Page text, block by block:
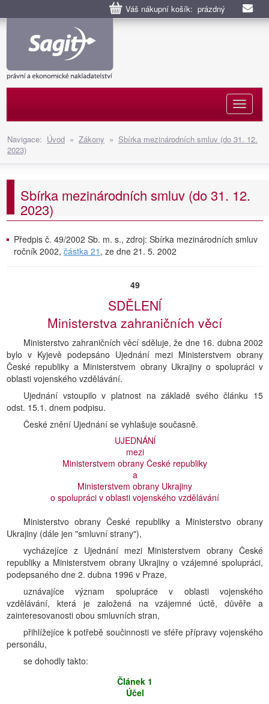
Váš nákupní košík: prázdný
Navigace: Úvod » Zákony » Sbírka mezinárodních smluv (do 31. 12.
2023)
Sbírka mezinárodních smluv (do 31. 12.
2023)
Předpis č. 49/2002 Sb. m. s., zdroj: Sbírka mezinárodních smluv
ročník 2002, částka 21 , ze dne 21. 5. 2002
49
SDĚLENĺ
Ministerstva zahraničních věcí
Ministerstvo zahraničních věcí sděluje, že dne 16. dubna 2002
bylo v Kyjevě podepsáno Ujednání mezi Ministerstvem obrany
České republiky a Ministerstvem obrany Ukrajiny o spolupráci v
oblasti vojenského vzdělávání.
Ujednání vstoupilo v platnost na základě svého článku 15
odst. 15.1. dnem podpisu.
České znění Ujednání se vyhlašuje současně.
UJEDNÁNĺ
mezi
Ministerstvem obrany České republiky
a
Ministerstvem obrany Ukrajiny
o spolupráci v oblasti vojenského vzdělávání
Ministerstvo obrany České republiky a Ministerstvo obrany
Ukrajiny (dále jen "smluvní strany"),
vycházejíce z Ujednání mezi Ministerstvem obrany České
republiky a Ministerstvem obrany Ukrajiny o vzájemné spolupráci,
podepsaného dne 2. dubna 1996 v Praze,
uznávajíce význam spolupráce v oblasti vojenského
vzdělávání, která je založená na vzájemné úctě, důvěře a
zainteresovanosti obou smluvních stran,
přihlížejíce k potřebě součinnosti ve sféře přípravy vojenského
personálu,
se dohodly takto:
Článek 1
Účel